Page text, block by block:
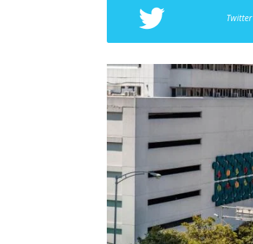
Twitter